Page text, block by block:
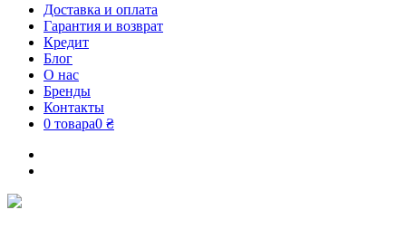
Доставка и оплата
Гарантия и возврат
Кредит
Блог
О нас
Бренды
Контакты
0 товара0 ₴